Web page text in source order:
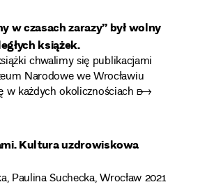
w czasach zarazy” był wolny
książek.
chwalimy się publikacjami
Narodowe we Wrocławiu
w każdych okolicznościach ➸
Kultura uzdrowiskowa
Paulina Suchecka, Wrocław 2021